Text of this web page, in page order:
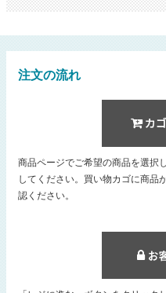
注文の流れ
商品ページでご希望の商品を選択
してください。買い物カゴに商品
認ください。